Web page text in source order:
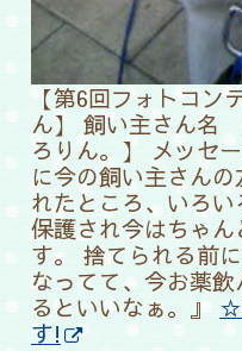
【第6回フォトコン
ん】 飼い主さん名
ろりん。】 メッセ
に今の飼い主さん
れたところ、いろ
保護され今はちゃ
す。 捨てられる前
なってて、今お薬
るといいなぁ。』 ☆
す!